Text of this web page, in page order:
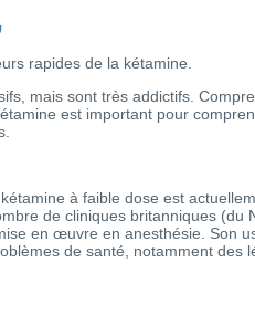
rapides de la kétamine.
mais sont très addictifs.
est important pour
à faible dose est
de cliniques britanniques (du
en œuvre en anesthésie. Son
de santé, notamment des